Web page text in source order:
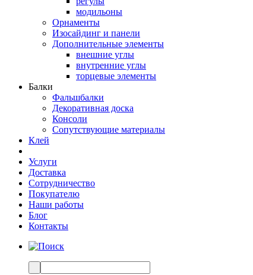
модильоны
Орнаменты
Изосайдинг и панели
Дополнительные элементы
внешние углы
внутренние углы
торцевые элементы
Балки
Фальшбалки
Декоративная доска
Консоли
Сопутствующие материалы
Клей
Услуги
Доставка
Сотрудничество
Покупателю
Наши работы
Блог
Контакты